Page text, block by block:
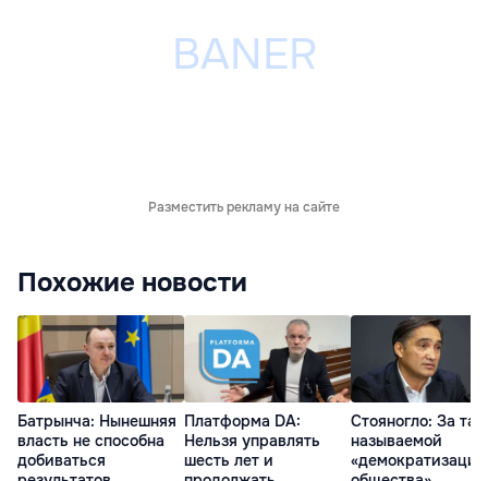
Разместить рекламу на сайте
Похожие новости
Батрынча: Нынешняя
власть не способна
добиваться
Платформа DA:
Нельзя управлять
шесть лет и
Стояногло: За так
называемой